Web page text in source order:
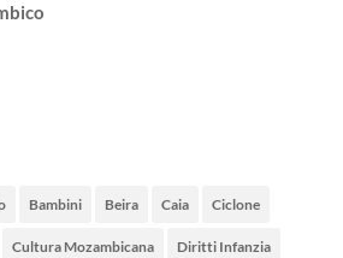
Bambini Beira Caia Ciclone
Cultura Mozambicana Diritti Infanzia